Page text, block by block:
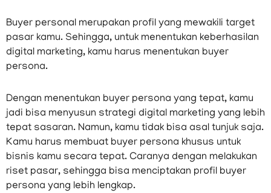
Buyer personal merupakan profil yang mewakili target
pasar kamu. Sehingga, untuk menentukan keberhasilan
digital marketing, kamu harus menentukan buyer
persona.
Dengan menentukan buyer persona yang tepat, kamu
jadi bisa menyusun strategi digital marketing yang lebih
tepat sasaran. Namun, kamu tidak bisa asal tunjuk saja.
Kamu harus membuat buyer persona khusus untuk
bisnis kamu secara tepat. Caranya dengan melakukan
riset pasar, sehingga bisa menciptakan profil buyer
persona yang lebih lengkap.